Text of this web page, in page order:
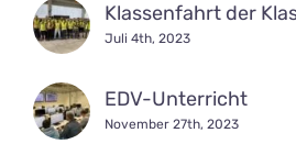
Klassenfahrt der
Juli 4th, 2023
EDV-Unterricht
November 27th, 2023